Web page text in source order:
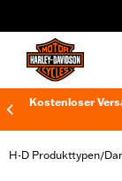
Kostenloser
H-D Produkttypen/